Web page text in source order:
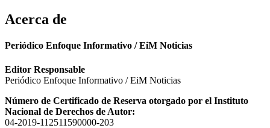
Acerca de
Periódico Enfoque Informativo / EiM Noticias
Editor Responsable
Periódico Enfoque Informativo / EiM Noticias
Número de Certificado de Reserva otorgado por el Instituto
Nacional de Derechos de Autor:
04-2019-112511590000-203